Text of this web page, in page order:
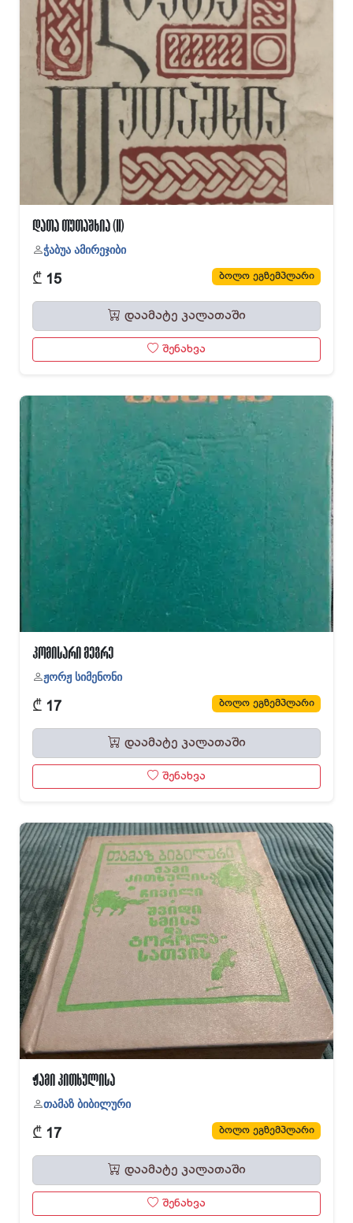
დათა თუთაშხია (II)
ჭაბუა ამირეჯიბი
₾ 15 ბოლო ეგზემპლარი
დაამატე კალათაში
შენახვა
კომისარი მეგრე
ჟორჟ სიმენონი
₾ 17 ბოლო ეგზემპლარი
დაამატე კალათაში
შენახვა
ჟამი კითხულისა
თამაზ ბიბილური
₾ 17 ბოლო ეგზემპლარი
დაამატე კალათაში
შენახვა